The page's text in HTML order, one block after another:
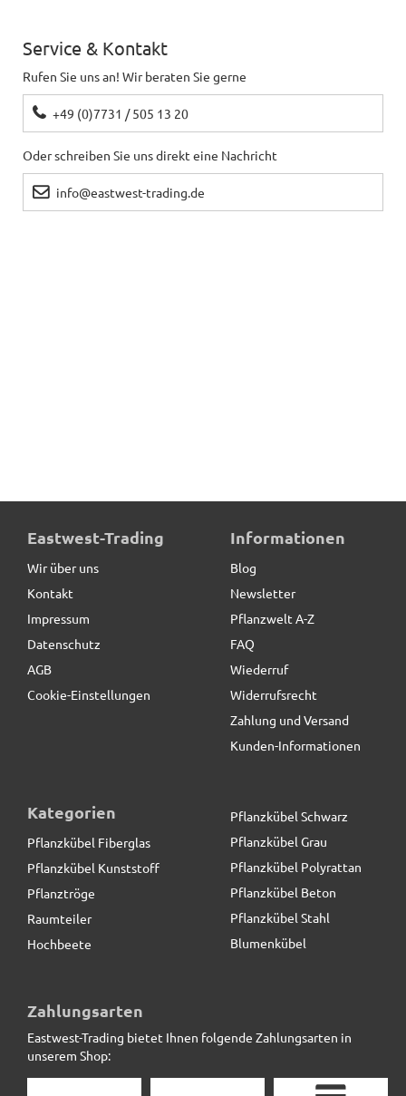
Service & Kontakt
Rufen Sie uns an! Wir beraten Sie gerne
+49 (0)7731 / 505 13 20
Oder schreiben Sie uns direkt eine Nachricht
info@eastwest-trading.de
Eastwest-Trading
Wir über uns
Kontakt
Impressum
Datenschutz
AGB
Cookie-Einstellungen
Informationen
Blog
Newsletter
Pflanzwelt A-Z
FAQ
Wiederruf
Widerrufsrecht
Zahlung und Versand
Kunden-Informationen
Kategorien
Pflanzkübel Fiberglas
Pflanzkübel Kunststoff
Pflanztröge
Raumteiler
Hochbeete
Pflanzkübel Schwarz
Pflanzkübel Grau
Pflanzkübel Polyrattan
Pflanzkübel Beton
Pflanzkübel Stahl
Blumenkübel
Zahlungsarten
Eastwest-Trading bietet Ihnen folgende Zahlungsarten in
unserem Shop: